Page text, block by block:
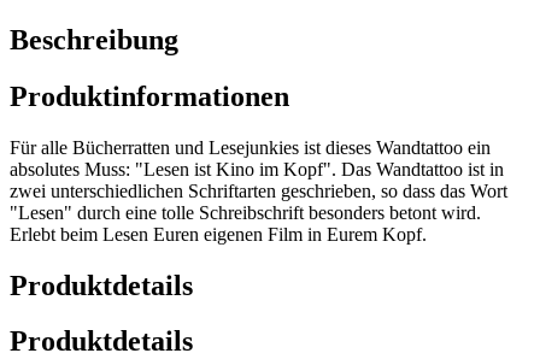
Beschreibung
Produktinformationen
Für alle Bücherratten und Lesejunkies ist dieses Wandtattoo ein
absolutes Muss: "Lesen ist Kino im Kopf". Das Wandtattoo ist in
zwei unterschiedlichen Schriftarten geschrieben, so dass das Wort
"Lesen" durch eine tolle Schreibschrift besonders betont wird.
Erlebt beim Lesen Euren eigenen Film in Eurem Kopf.
Produktdetails
Produktdetails